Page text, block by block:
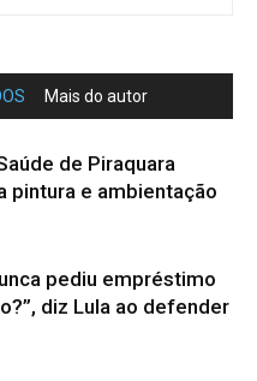
Mais do autor
de Piraquara
pintura e ambientação
pediu empréstimo
diz Lula ao defender